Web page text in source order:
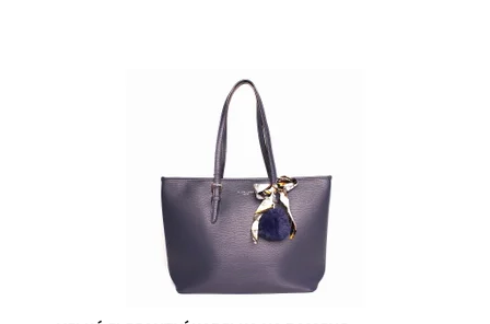
Elegantní kabelka na rameno na formát A4 s mašlí a
bambulí zavěšenou na uchu kabelky a také vyraženým
Skladem
9259
FLORA&CO
2 roky